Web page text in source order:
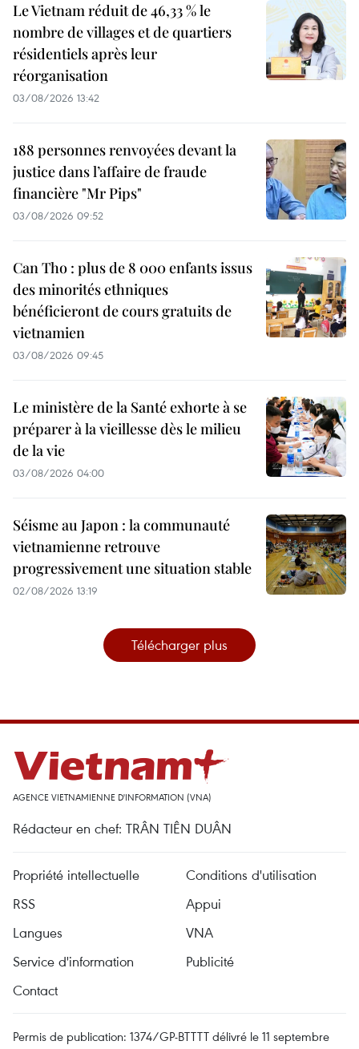
Le Vietnam réduit de 46,33 % le
nombre de villages et de quartiers
résidentiels après leur
réorganisation
03/08/2026 13:42
188 personnes renvoyées devant la
justice dans l’affaire de fraude
financière "Mr Pips"
03/08/2026 09:52
Can Tho : plus de 8 000 enfants issus
des minorités ethniques
bénéficieront de cours gratuits de
vietnamien
03/08/2026 09:45
Le ministère de la Santé exhorte à se
préparer à la vieillesse dès le milieu
de la vie
03/08/2026 04:00
Séisme au Japon : la communauté
vietnamienne retrouve
progressivement une situation stable
02/08/2026 13:19
Télécharger plus
AGENCE VIETNAMIENNE D'INFORMATION (VNA)
Rédacteur en chef: TRÂN TIÊN DUÂN
Propriété intellectuelle
Conditions d'utilisation
RSS
Appui
Langues
VNA
Service d'information
Publicité
Contact
Permis de publication: 1374/GP-BTTTT délivré le 11 septembre